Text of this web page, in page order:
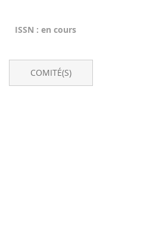
ISSN : en cours
COMITÉ(S)